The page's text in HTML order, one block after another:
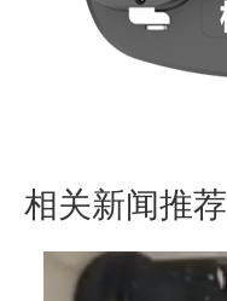
相关新闻推荐